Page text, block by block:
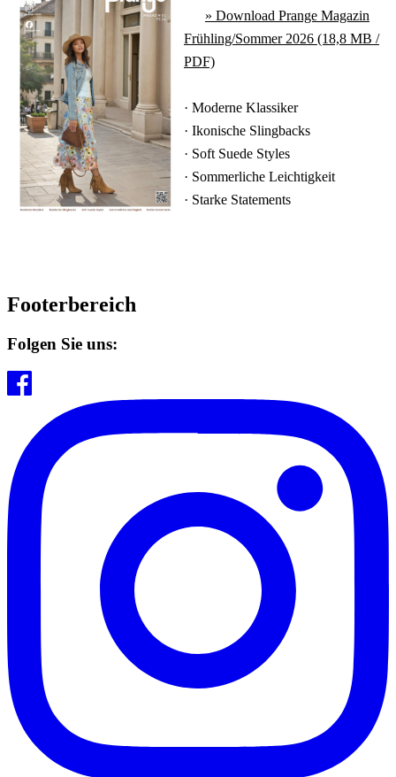
» Download Prange Magazin
Frühling/Sommer 2026 (18,8 MB /
PDF)
· Moderne Klassiker
· Ikonische Slingbacks
· Soft Suede Styles
· Sommerliche Leichtigkeit
· Starke Statements
Footerbereich
Folgen Sie uns: